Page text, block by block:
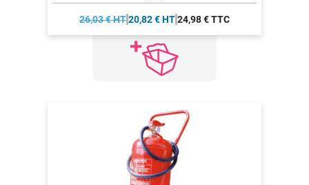
26,03 € HT20,82 € HT24,98 € TTC